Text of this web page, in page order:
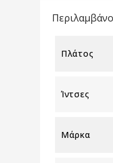
Πλάτος
Ίντσες
Μάρκα